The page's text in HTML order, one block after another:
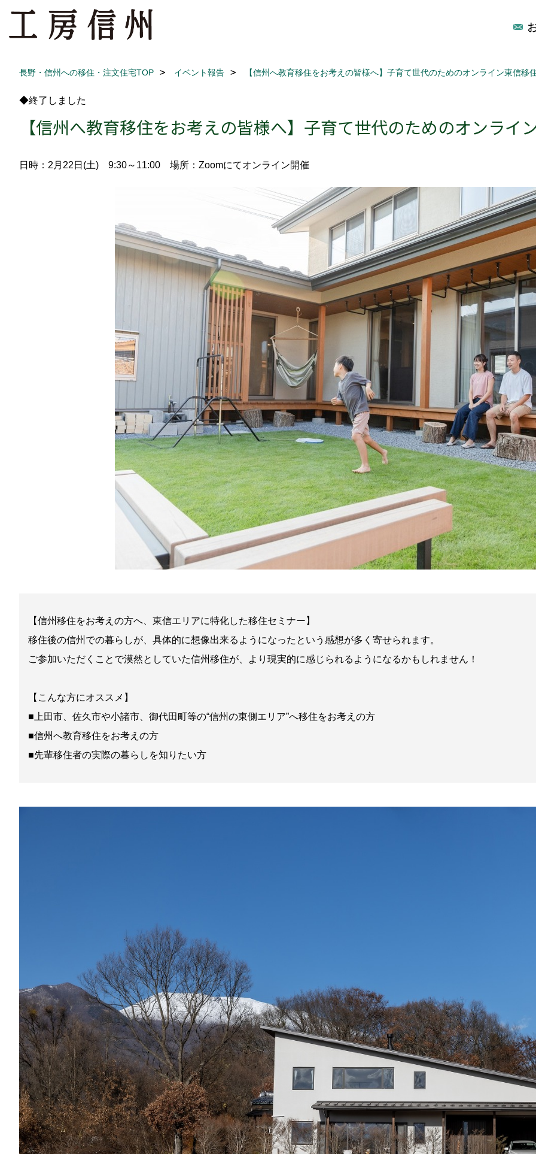
長野・信州への移住・注文住宅TOP イベント報告 【信州へ教育移住をお考えの皆様へ】子育て世代のためのオンライン東信移
◆終了しました
【信州へ教育移住をお考えの皆様へ】子育て世代のためのオンライ
日時：2月22日(土) 9:30～11:00 場所：Zoomにてオンライン開催
【信州移住をお考えの方へ、東信エリアに特化した移住セミナー】
移住後の信州での暮らしが、具体的に想像出来るようになったという感想が多く寄せられます。
ご参加いただくことで漠然としていた信州移住が、より現実的に感じられるようになるかもしれません！
【こんな方にオススメ】
■上田市、佐久市や小諸市、御代田町等の“信州の東側エリア”へ移住をお考えの方
■信州へ教育移住をお考えの方
■先輩移住者の実際の暮らしを知りたい方